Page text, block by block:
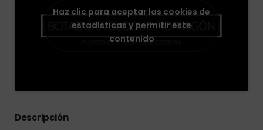
Haz clic para aceptar las cookies de
estadísticas y permitir este
contenido
Descripción